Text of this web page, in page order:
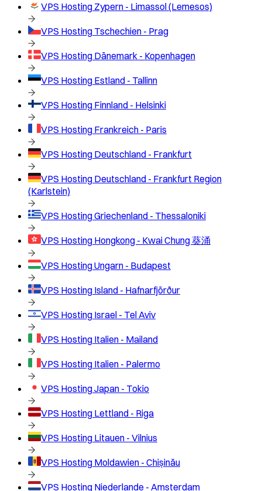
VPS Hosting Zypern - Limassol (Lemesos)
VPS Hosting Tschechien - Prag
VPS Hosting Dänemark - Kopenhagen
VPS Hosting Estland - Tallinn
VPS Hosting Finnland - Helsinki
VPS Hosting Frankreich - Paris
VPS Hosting Deutschland - Frankfurt
VPS Hosting Deutschland - Frankfurt Region
(Karlstein)
VPS HostingGriechenland - Thessaloniki
VPS Hosting Hongkong - Kwai Chung 葵涌
VPS HostingUngarn - Budapest
VPS Hosting Island - Hafnarfjörður
VPS Hosting Israel - Tel Aviv
VPS Hosting Italien - Mailand
VPS Hosting Italien - Palermo
VPS HostingJapan - Tokio
VPS Hosting Lettland - Riga
VPS Hosting Litauen - Vilnius
VPS Hosting Moldawien - Chișinău
VPS Hosting Niederlande - Amsterdam